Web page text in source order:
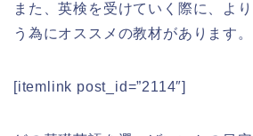
また、英検を受けていく際に、よ
う為にオススメの教材があります。
[itemlink post_id=”2114″]